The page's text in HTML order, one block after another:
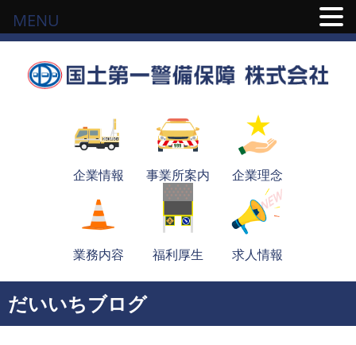
企業情報 事業所案内 企業理念
業務内容 福利厚生 求人情報
だいいちブログ
MENU